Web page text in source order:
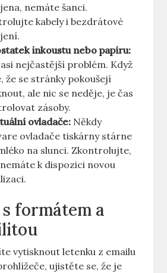
nemáte šanci.
kabely i bezdrátové
inkoustu nebo papíru:
nejčastější problém. Když
že se stránky pokoušejí
ale nic se neděje, je čas
zásoby.
ovladače: Někdy
ovladače tiskárny stárne
na slunci. Zkontrolujte,
k dispozici novou
formátem a
vytisknout letenku z emailu
ujistěte se, že je